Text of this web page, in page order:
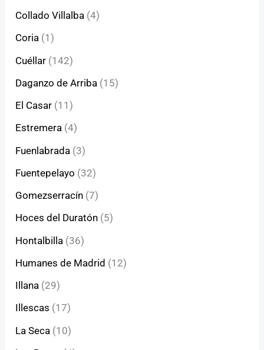
Collado Villalba (4)
Coria (1)
Cuéllar (142)
Daganzo de Arriba (15)
El Casar (11)
Estremera (4)
Fuenlabrada (3)
Fuentepelayo (32)
Gomezserracín (7)
Hoces del Duratón (5)
Hontalbilla (36)
Humanes de Madrid (12)
Illana (29)
Illescas (17)
La Seca (10)